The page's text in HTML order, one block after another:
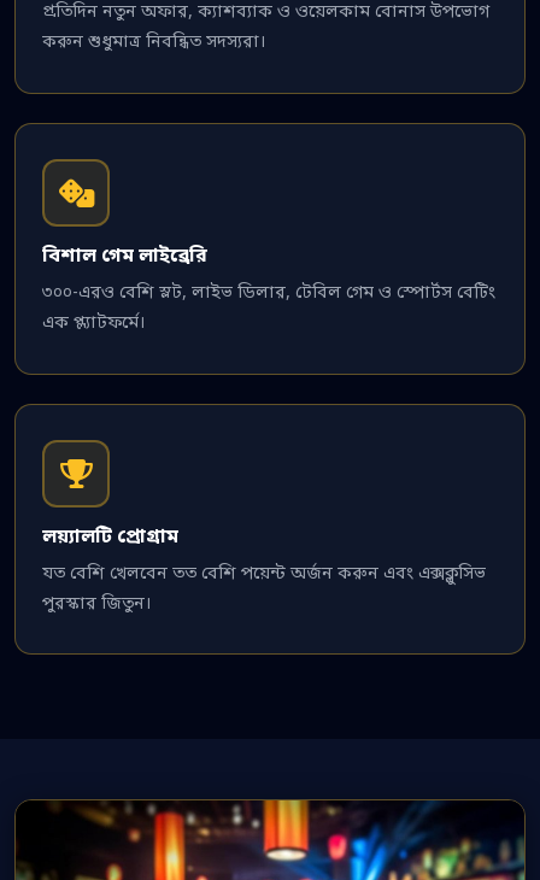
প্রতিদিন নতুন অফার, ক্যাশব্যাক ও ওয়েলকাম বোনাস উপভোগ
করুন শুধুমাত্র নিবন্ধিত সদস্যরা।
বিশাল গেম লাইব্রেরি
৩০০-এরও বেশি স্লট, লাইভ ডিলার, টেবিল গেম ও স্পোর্টস বেটিং
এক প্ল্যাটফর্মে।
লয়্যালটি প্রোগ্রাম
যত বেশি খেলবেন তত বেশি পয়েন্ট অর্জন করুন এবং এক্সক্লুসিভ
পুরস্কার জিতুন।